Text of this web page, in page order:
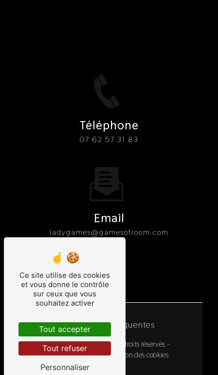
Téléphone
07 62 57 31 83
Email
ladygames@gamesofroom.com
Recherches fréquentes
©Vistalid- 2026 - Tous droits réservés -
Mentions légales-Gestion des cookies
Ce site utilise des cookies
et vous donne le contrôle
sur ceux que vous
souhaitez activer
Tout accepter
Tout refuser
Personnaliser